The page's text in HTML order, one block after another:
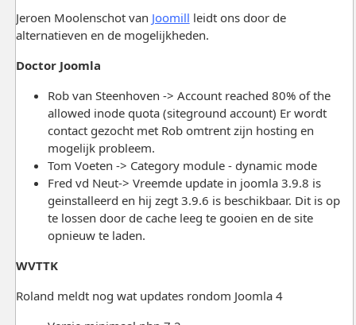
Jeroen Moolenschot van Joomill leidt ons door de
alternatieven en de mogelijkheden.
Doctor Joomla
Rob van Steenhoven -> Account reached 80% of the
allowed inode quota (siteground account) Er wordt
contact gezocht met Rob omtrent zijn hosting en
mogelijk probleem.
Tom Voeten -> Category module - dynamic mode
Fred vd Neut-> Vreemde update in joomla 3.9.8 is
geinstalleerd en hij zegt 3.9.6 is beschikbaar. Dit is op
te lossen door de cache leeg te gooien en de site
opnieuw te laden.
WVTTK
Roland meldt nog wat updates rondom Joomla 4